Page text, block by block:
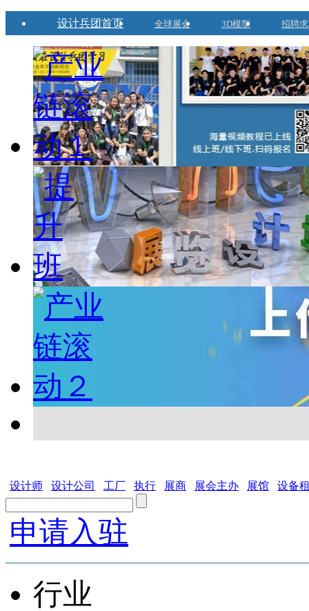
设计兵团首页 全球展会 3D模型 招聘
设计师 设计公司 工厂 执行 展商 展会主办 展馆 设备
申请入驻
行业